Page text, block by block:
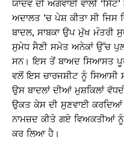
ਯਾਦਵ ਦੀ ਅਗਵਾਈ ਵਾਲੀ
ਅਦਾਲਤ ’ਚ ਪੇਸ਼ ਕੀਤਾ ਸੀ ਜਿਸ
ਬਾਦਲ, ਸਾਬਕਾ ਉਪ ਮੁੱਖ ਮੰਤਰੀ
ਸੁਮੇਧ ਸੈਣੀ ਸਮੇਤ ਅਨੇਕਾਂ ਉੱਚ
ਸਨ। ਇਸ ਤੋਂ ਬਾਅਦ ਸਿਆਸਤ
ਵਲੋਂ ਇਸ ਚਾਰਜਸ਼ੀਟ ਨੂੰ ਸਿਆਸੀ
ਉਸ ਬਾਦਲਾਂ ਦੀਆਂ ਮੁਸ਼ਕਿਲਾਂ
ਉਕਤ ਕੇਸ ਦੀ ਸੁਣਵਾਈ ਕਰਦਿਆਂ
ਨਾਮਜ਼ਦ ਕੀਤੇ ਗਏ ਵਿਅਕਤੀਆਂ
ਕਰ ਲਿਆ ਹੈ।